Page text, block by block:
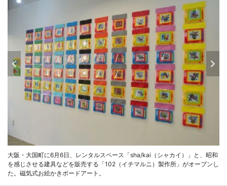
大阪・大国町に6月6日、レンタルスペース「sha/kai（シャカイ）」と、昭和
を感じさせる建具などを販売する「102（イチマルニ）製作所」がオープンし
た。磁気式お絵かきボードアート。